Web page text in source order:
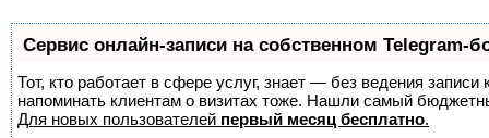
Сервис онлайн-записи на собственном Telegram-
Тот, кто работает в сфере услуг, знает — без ведения
напоминать клиентам о визитах тоже. Нашли самый
Для новых пользователей первый месяц бесплатно.